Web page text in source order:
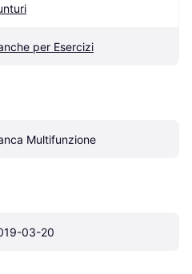
per Esercizi
Multifunzione
03-20